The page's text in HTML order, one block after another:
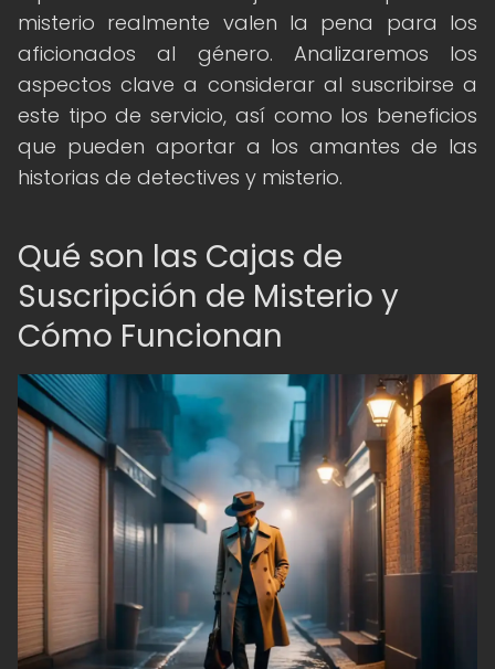
misterio realmente valen la pena para los
aficionados al género. Analizaremos los
aspectos clave a considerar al suscribirse a
este tipo de servicio, así como los beneficios
que pueden aportar a los amantes de las
historias de detectives y misterio.
Qué son las Cajas de
Suscripción de Misterio y
Cómo Funcionan